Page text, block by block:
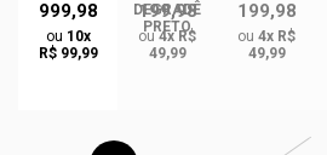
999,98
ou 10x
R$ 99,99
DEGRADÊ
PRETO
199,98
ou4x R$
49,99
199,98
ou 4x R$
49,99